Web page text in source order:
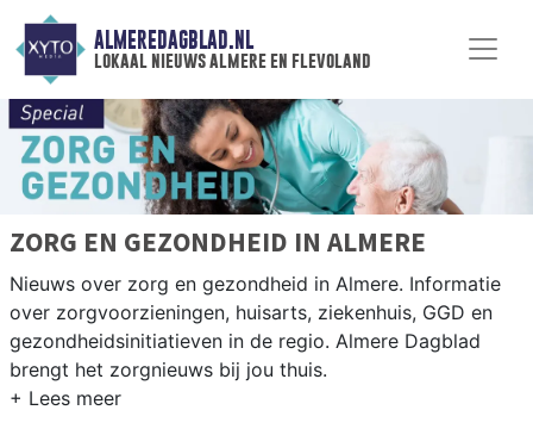
ALMEREDAGBLAD.NL
lokaal nieuws almere en flevoland
ZORG EN GEZONDHEID IN ALMERE
Nieuws over zorg en gezondheid in Almere. Informatie
over zorgvoorzieningen, huisarts, ziekenhuis, GGD en
gezondheidsinitiatieven in de regio. Almere Dagblad
brengt het zorgnieuws bij jou thuis.